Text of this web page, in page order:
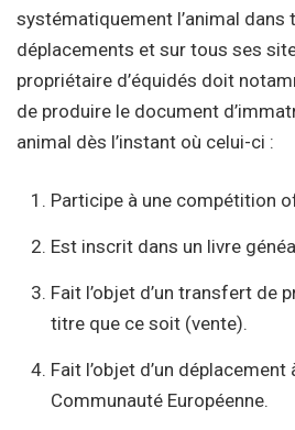
systématiquement l’animal dans
déplacements et sur tous ses
propriétaire d’équidés doit
de produire le document
animal dès l’instant où celui-ci :
Participe à une compétition
Est inscrit dans un livre
Fait l’objet d’un transfert de
titre que ce soit (vente).
Fait l’objet d’un déplacement
Communauté Européenne.